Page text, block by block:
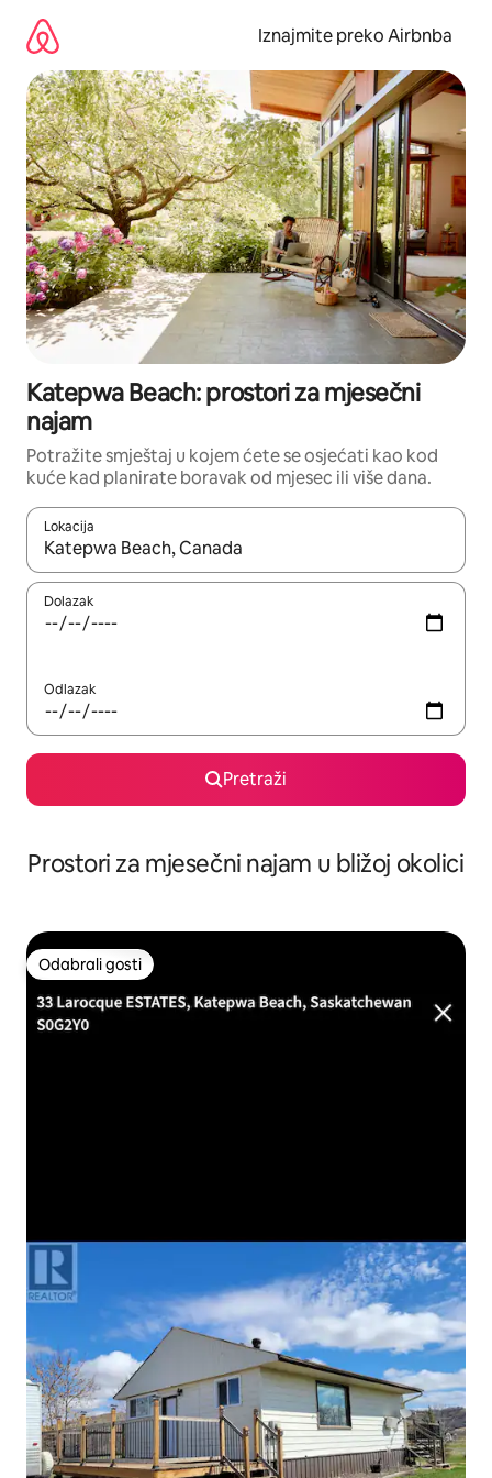
sadržaj
Iznajmite preko Airbnba
Katepwa Beach: prostori za mjesečni
najam
Potražite smještaj u kojem ćete se osjećati kao kod
kuće kad planirate boravak od mjesec ili više dana.
Lokacija
Kada budu dostupni rezultati, moći ćete ih pregledati
Dolazak
Odlazak
Pretraži
Prostori za mjesečni najam u bližoj okolici
Odabrali gosti
Odabrali gosti